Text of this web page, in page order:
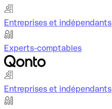
Entreprises et indépendants
Experts-comptables
Entreprises et indépendants